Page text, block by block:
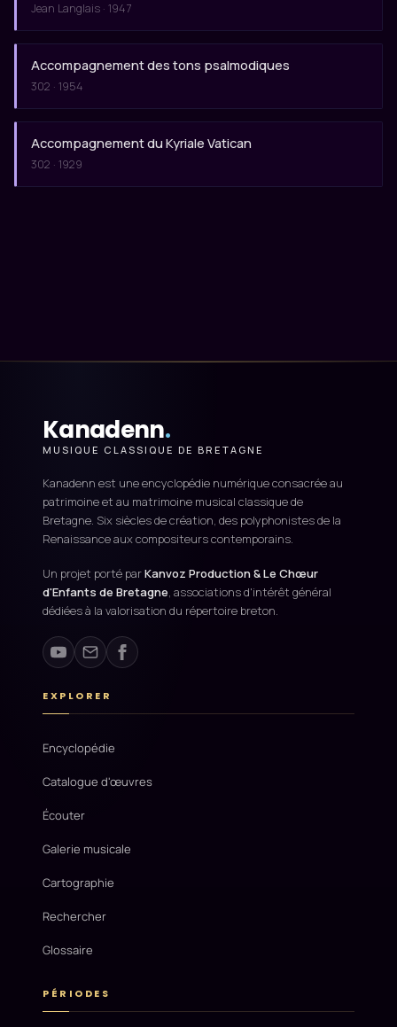
Jean Langlais · 1947
Accompagnement des tons psalmodiques
302 · 1954
Accompagnement du Kyriale Vatican
302 · 1929
Kanadenn.
MUSIQUE CLASSIQUE DE BRETAGNE
Kanadenn est une encyclopédie numérique consacrée au
patrimoine et au matrimoine musical classique de
Bretagne. Six siècles de création, des polyphonistes de la
Renaissance aux compositeurs contemporains.
Un projet porté parKanvoz Production & Le Chœur
d'Enfants de Bretagne, associations d'intérêt général
dédiées à la valorisation du répertoire breton.
EXPLORER
Encyclopédie
Catalogue d'œuvres
Écouter
Galerie musicale
Cartographie
Rechercher
Glossaire
PÉRIODES